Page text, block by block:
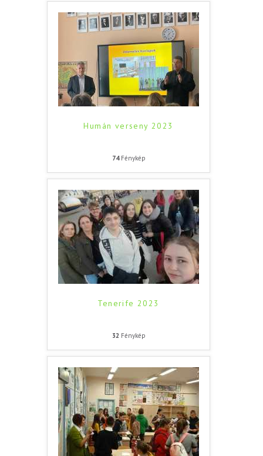
Humán verseny 2023
74Fénykép
Tenerife 2023
32Fénykép